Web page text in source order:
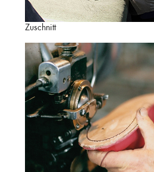
Zuschnitt